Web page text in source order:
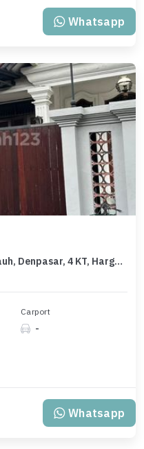
Whatsapp
Kontrakan Murah di Dauhpuri Kauh, Denpasar, 4 KT, Harga 125 Juta /tahun
Carport
-
Whatsapp